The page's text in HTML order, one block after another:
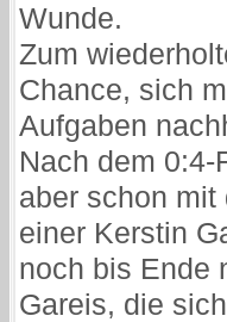
Wunde.
Zum
Chance, sich
Aufgaben
Nach dem
aber schon mit
einer Kerstin
noch bis Ende
Gareis, die